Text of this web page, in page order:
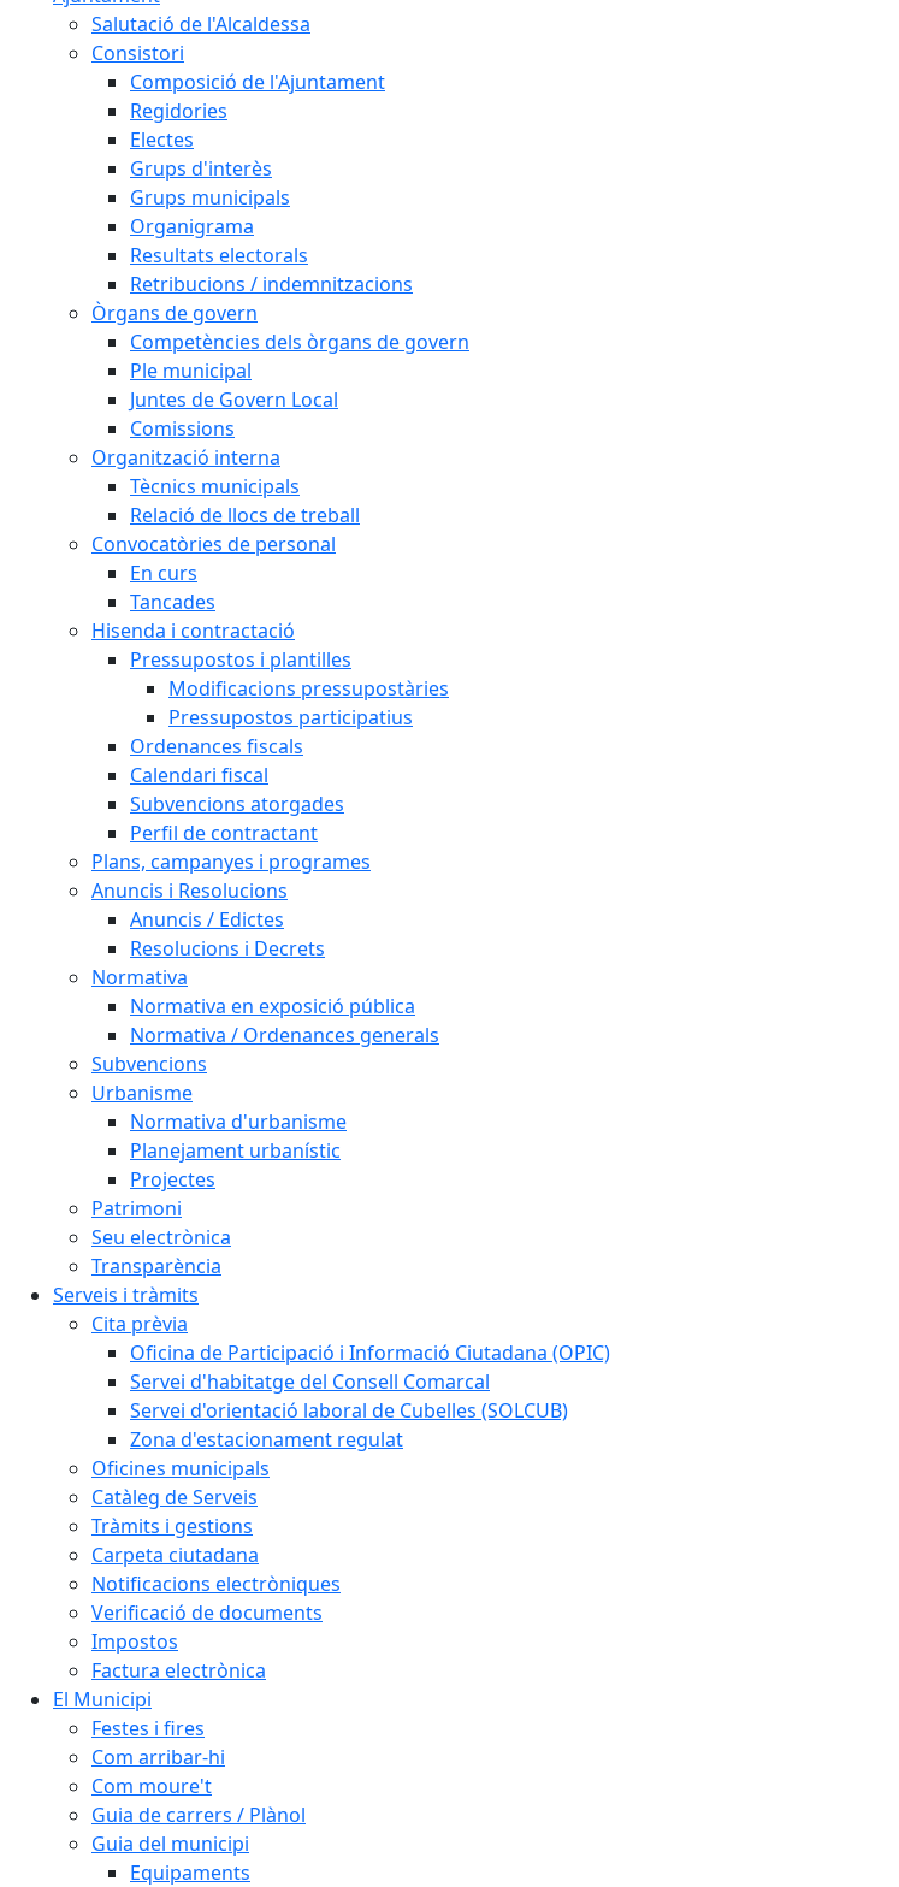
Salutació de l'Alcaldessa
Consistori
Composició de l'Ajuntament
Regidories
Electes
Grups d'interès
Grups municipals
Organigrama
Resultats electorals
Retribucions / indemnitzacions
Òrgans de govern
Competències dels òrgans de govern
Ple municipal
Juntes de Govern Local
Comissions
Organització interna
Tècnics municipals
Relació de llocs de treball
Convocatòries de personal
En curs
Tancades
Hisenda i contractació
Pressupostos i plantilles
Modificacions pressupostàries
Pressupostos participatius
Ordenances fiscals
Calendari fiscal
Subvencions atorgades
Perfil de contractant
Plans, campanyes i programes
Anuncis i Resolucions
Anuncis / Edictes
Resolucions i Decrets
Normativa
Normativa en exposició pública
Normativa / Ordenances generals
Subvencions
Urbanisme
Normativa d'urbanisme
Planejament urbanístic
Projectes
Patrimoni
Seu electrònica
Transparència
Serveis i tràmits
Cita prèvia
Oficina de Participació i Informació Ciutadana (OPIC)
Servei d'habitatge del Consell Comarcal
Servei d'orientació laboral de Cubelles (SOLCUB)
Zona d'estacionament regulat
Oficines municipals
Catàleg de Serveis
Tràmits i gestions
Carpeta ciutadana
Notificacions electròniques
Verificació de documents
Impostos
Factura electrònica
El Municipi
Festes i fires
Com arribar-hi
Com moure't
Guia de carrers / Plànol
Guia del municipi
Equipaments